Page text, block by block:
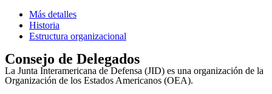
Más detalles
Historia
Estructura organizacional
Consejo de Delegados
La Junta Interamericana de Defensa (JID) es una organización de la
Organización de los Estados Americanos (OEA).